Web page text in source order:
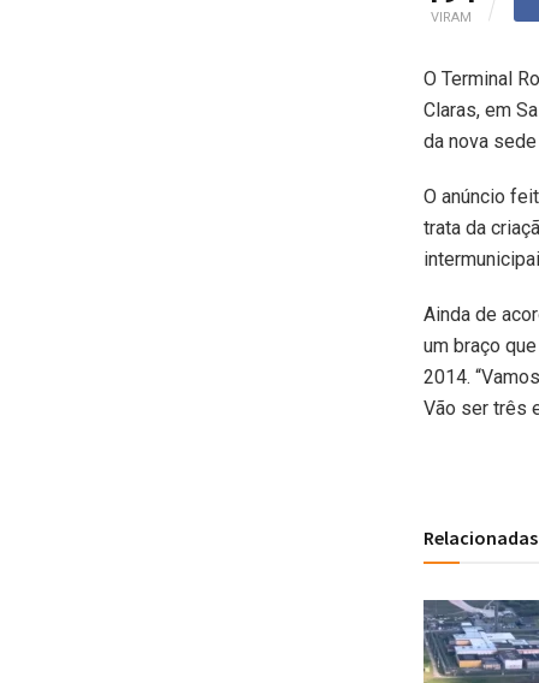
VIRAM
O Terminal
Claras, em
da nova
O anúncio
trata da
Ainda de
um braço
2014.
Vão ser três
Relacionadas